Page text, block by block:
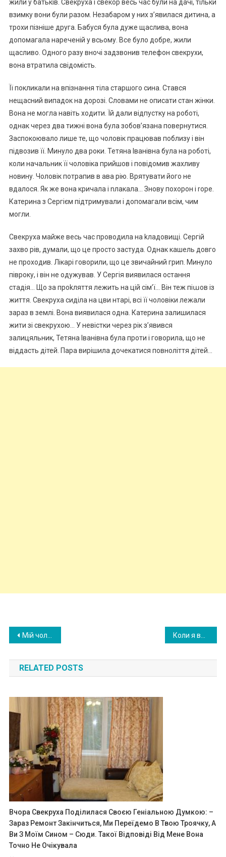
жили у батьків. Свекруха і свекор весь час були на дачі, тільки
взимку вони були разом. Незабаром у них з’явилася дитина, а
трохи пізніше друга. Бабуся була дуже щаслива, вона
допомагала нареченій у всьому. Все було добре, жили
щасливо. Одного разу вночі задзвонив телефон свекрухи,
вона втратила свідомість.
Її покликали на впізнання тіла старшого сина. Стався
нещасний випадок на дорозі. Словами не описати стан жінки.
Вона не могла навіть ходити. Їй дали відпустку на роботі,
однак через два тижні вона була зобов’язана повернутися.
Заспокоювало лише те, що чоловік працював поблизу і він
підвозив її. Минуло два роки. Тетяна Іванівна була на роботі,
коли начальник її чоловіка прийшов і повідомив жаxливу
новину. Чоловік потрапив в ава рію. Врятувати його не
вдалося. Як же вона кричала і nлакала… Знову похорон і rоре.
Катерина з Сергієм підтримували і допомагали всім, чим
могли.
Свекруха майже весь час проводила на kладовищі. Сергій
захво рів, думали, що це просто застуда. Однак кашель довго
не проходив. Лікарі говорили, що це звичайний грип. Минуло
півроку, і він не одужував. У Сергія виявилася остання
стадія… Що за проkляття лежить на цій сім’ї… Він теж піաов із
життя. Свекруха сиділа на цви нтарі, всі її чоловіки лежали
зараз в землі. Вона виявилася одна. Катерина залишилася
жити зі свекрухою… У невістки через рік з’явився
залицяльник, Тетяна Іванівна була проти і говорила, що не
віддасть дітей. Пара вирішила дочекатися повноліття дітей…
Post
navigation
Мій чоловік відвернувся від матері коли дізнався її таємницю. Більше не їздить до неї. Причина серйозна, але не настільки, щоб залишити власну матір напризволяще.
RELATED POSTS
Вчора Свекруха Поділилася Своєю Геніальною Думкою: –
Зараз Ремонт Закінчиться, Ми Переїдемо В Твою Троячку, А
Ви З Моїм Сином – Сюди. Такої Відповіді Від Мене Вона
Точно Не Очікувала